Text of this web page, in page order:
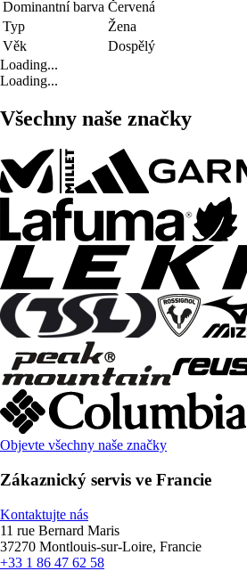
Dominantní barva Červená
Typ
Žena
Věk
Dospělý
Loading...
Loading...
Všechny naše značky
Objevte všechny naše značky
Zákaznický servis ve Francie
Kontaktujte nás
11 rue Bernard Maris
37270 Montlouis-sur-Loire, Francie
+33 1 86 47 62 58